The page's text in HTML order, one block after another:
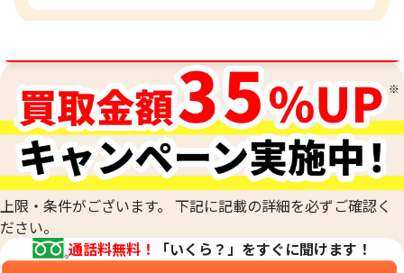
上限・条件がございます。 下記に記載の詳細を必ずご確認く
ださい。
通話料無料！
「いくら？」をすぐに聞けます！